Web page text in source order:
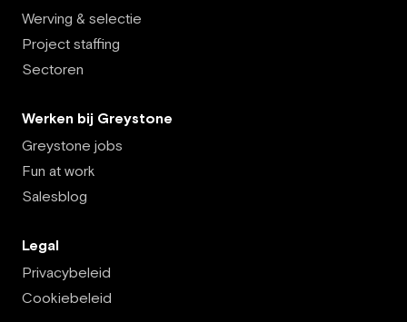
Werving & selectie
Project staffing
Sectoren
Werken bij Greystone
Greystone jobs
Fun at work
Salesblog
Legal
Privacybeleid
Cookiebeleid